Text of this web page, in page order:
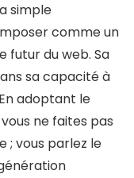
simple
comme un
futur du web. Sa
sa capacité à
adoptant le
vous ne faites pas
; vous parlez le